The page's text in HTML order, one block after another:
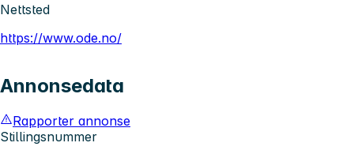
Nettsted
https://www.ode.no/
Annonsedata
Rapporter annonse
Stillingsnummer